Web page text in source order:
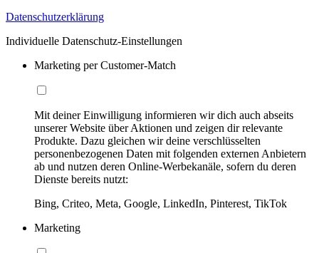
Datenschutzerklärung
Individuelle Datenschutz-Einstellungen
Marketing per Customer-Match
Mit deiner Einwilligung informieren wir dich auch abseits
unserer Website über Aktionen und zeigen dir relevante
Produkte. Dazu gleichen wir deine verschlüsselten
personenbezogenen Daten mit folgenden externen Anbietern
ab und nutzen deren Online-Werbekanäle, sofern du deren
Dienste bereits nutzt:
Bing, Criteo, Meta, Google, LinkedIn, Pinterest, TikTok
Marketing